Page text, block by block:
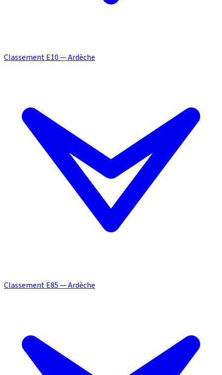
Classement E10 — Ardèche
Classement E85 — Ardèche